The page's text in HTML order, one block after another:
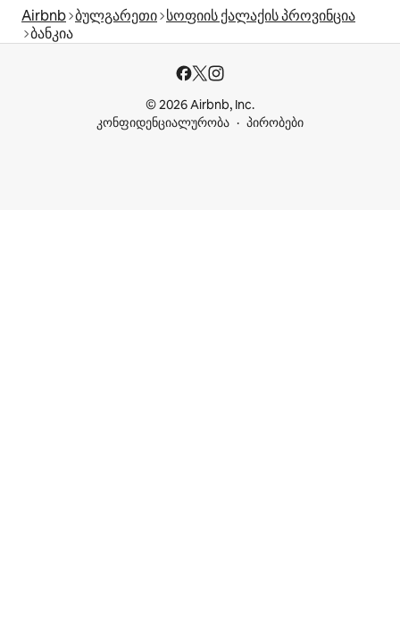
Airbnb ბულგარეთი სოფიის ქალაქის პროვინცია
ბანკია
© 2026 Airbnb, Inc.
კონფიდენციალურობა
პირობები